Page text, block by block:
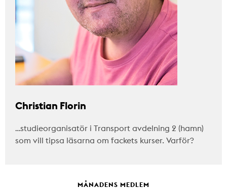
Christian Florin
…studieorganisatör i Transport avdelning 2 (hamn)
som vill tipsa läsarna om fackets kurser. Varför?
MÅNADENS MEDLEM